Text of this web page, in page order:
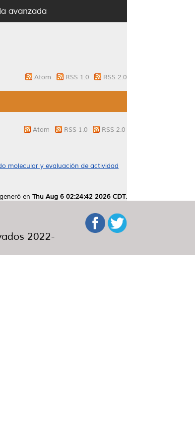
avanzada
Atom RSS 1.0 RSS 2.0
Atom RSS 1.0 RSS 2.0
molecular y evaluación de actividad
en Thu Aug 6 02:24:42 2026 CDT.
2022-